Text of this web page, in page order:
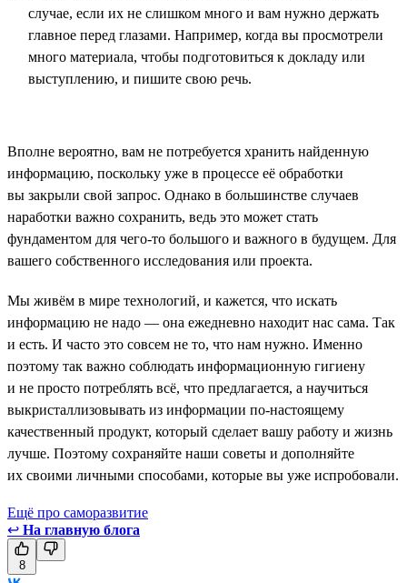
случае, если их не слишком много и вам нужно держать
главное перед глазами. Например, когда вы просмотрели
много материала, чтобы подготовиться к докладу или
выступлению, и пишите свою речь.
Вполне вероятно, вам не потребуется хранить найденную
информацию, поскольку уже в процессе её обработки
вы закрыли свой запрос. Однако в большинстве случаев
наработки важно сохранить, ведь это может стать
фундаментом для чего-то большого и важного в будущем. Для
вашего собственного исследования или проекта.
Мы живём в мире технологий, и кажется, что искать
информацию не надо — она ежедневно находит нас сама. Так
и есть. И часто это совсем не то, что нам нужно. Именно
поэтому так важно соблюдать информационную гигиену
и не просто потреблять всё, что предлагается, а научиться
выкристаллизовывать из информации по-настоящему
качественный продукт, который сделает вашу работу и жизнь
лучше. Поэтому сохраняйте наши советы и дополняйте
их своими личными способами, которые вы уже испробовали.
Ещё про саморазвитие
↩ На главную блога
8